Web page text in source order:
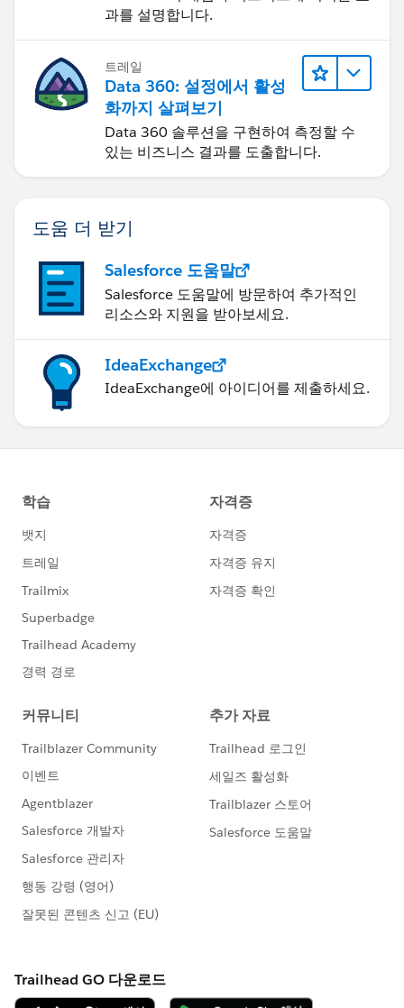
과를 설명합니다.
트레일
Data 360: 설정에서 활성
화까지 살펴보기
Data 360 솔루션을 구현하여 측정할 수
있는 비즈니스 결과를 도출합니다.
도움 더 받기
Salesforce 도움말
Salesforce 도움말에 방문하여 추가적인
리소스와 지원을 받아보세요.
IdeaExchange
IdeaExchange에 아이디어를 제출하세요.